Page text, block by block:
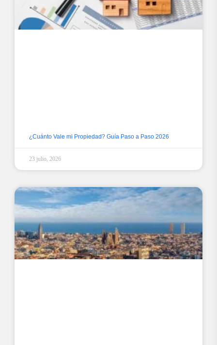
¿Cuánto Vale mi Propiedad? Guía Paso a Paso 2026
23 julio, 2026